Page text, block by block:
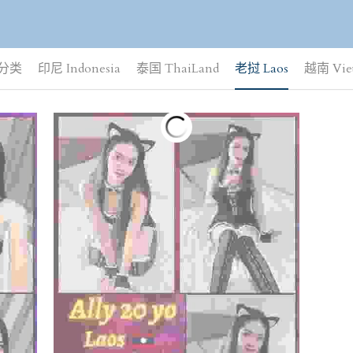
类 印尼 Indonesia 泰国 ThaiLand 老挝 Laos 越南